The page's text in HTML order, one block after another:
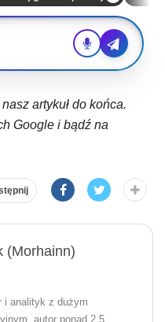
artykuł do końca.
Google i bądź na
(Morhainn)
i analityk z dużym
autor ponad 2,5